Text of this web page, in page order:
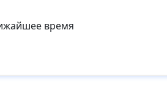
время